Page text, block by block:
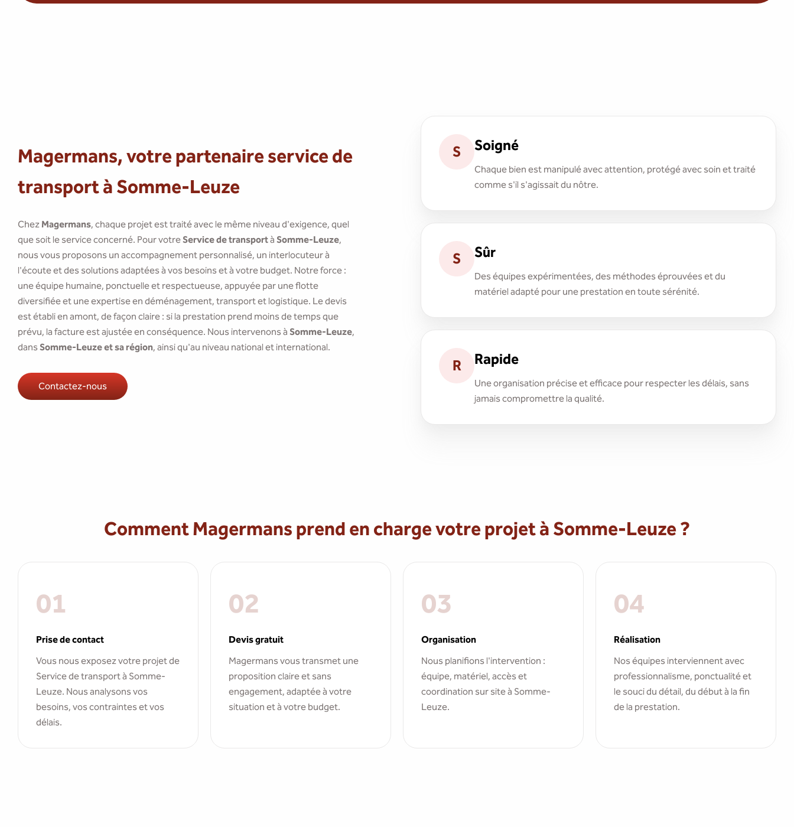
Magermans, votre partenaire service de
transport à Somme-Leuze
Chez Magermans, chaque projet est traité avec le même niveau d'exigence, quel
que soit le service concerné. Pour votreService de transportà Somme-Leuze,
nous vous proposons un accompagnement personnalisé, un interlocuteur à
l'écoute et des solutions adaptées à vos besoins et à votre budget. Notre force :
une équipe humaine, ponctuelle et respectueuse, appuyée par une flotte
diversifiée et une expertise en déménagement, transport et logistique. Le devis
est établi en amont, de façon claire : si la prestation prend moins de temps que
prévu, la facture est ajustée en conséquence. Nous intervenons à Somme-Leuze,
dansSomme-Leuze et sa région, ainsi qu'au niveau national et international.
Contactez-nous
S Soigné
Chaque bien est manipulé avec attention, protégé avec soin et traité
comme s'il s'agissait du nôtre.
S Sûr
Des équipes expérimentées, des méthodes éprouvées et du
matériel adapté pour une prestation en toute sérénité.
R Rapide
Une organisation précise et efficace pour respecter les délais, sans
jamais compromettre la qualité.
Comment Magermans prend en charge votre projet à Somme-Leuze ?
01
Prise de contact
Vous nous exposez votre projet de
Service de transport à Somme-
Leuze. Nous analysons vos
besoins, vos contraintes et vos
délais.
02
Devis gratuit
Magermans vous transmet une
proposition claire et sans
engagement, adaptée à votre
situation et à votre budget.
03
Organisation
Nous planifions l'intervention :
équipe, matériel, accès et
coordination sur site à Somme-
Leuze.
04
Réalisation
Nos équipes interviennent avec
professionnalisme, ponctualité et
le souci du détail, du début à la fin
de la prestation.